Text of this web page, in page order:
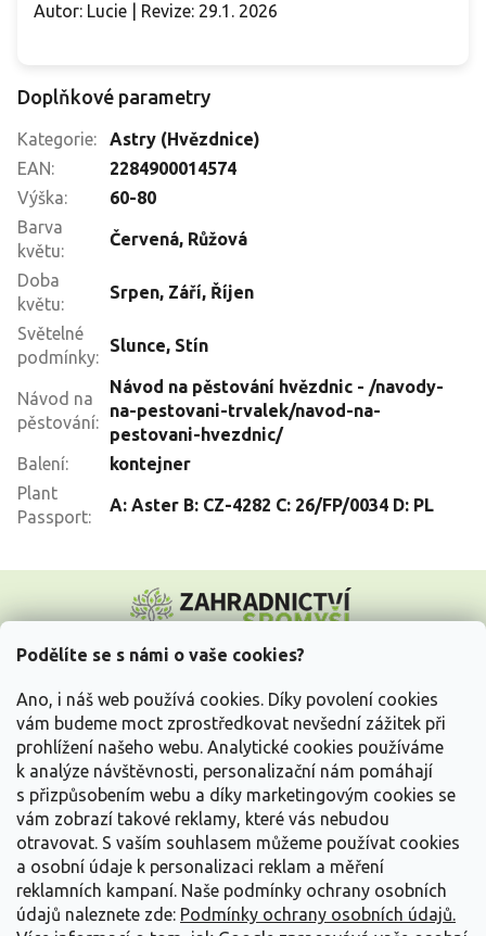
Podělíte se s námi o vaše cookies?
Ano, i náš web používá cookies. Díky povolení cookies
vám budeme moct zprostředkovat nevšední zážitek při
prohlížení našeho webu. Analytické cookies používáme
k analýze návštěvnosti, personalizační nám pomáhají
s přizpůsobením webu a díky marketingovým cookies se
vám zobrazí takové reklamy, které vás nebudou
otravovat. S vaším souhlasem můžeme používat cookies
a osobní údaje k personalizaci reklam a měření
reklamních kampaní. Naše podmínky ochrany osobních
údajů naleznete zde: Podmínky ochrany osobních údajů.
Autor: Lucie | Revize: 29.1. 2026
Doplňkové parametry
Kategorie:
Astry (Hvězdnice)
EAN:
2284900014574
Výška:
60-80
Barva
květu:
Červená, Růžová
Doba
květu:
Srpen, Září, Říjen
Světelné
podmínky:
Slunce, Stín
Návod na
pěstování:
Návod na pěstování hvězdnic - /navody-
na-pestovani-trvalek/navod-na-
pestovani-hvezdnic/
Balení:
kontejner
Plant
Passport:
A: Aster B: CZ-4282 C: 26/FP/0034 D: PL
p
Vše o nákupu
Informace pro Vás
Kontakujte nás